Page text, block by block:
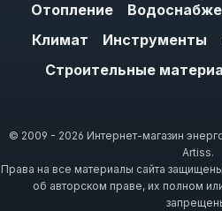
Отопление
Климат
Инструменты
Строительные
© 2009 - 2026 Интернет-магазин
Artiss.
Права на все материалы сайта
об авторском праве, их полном